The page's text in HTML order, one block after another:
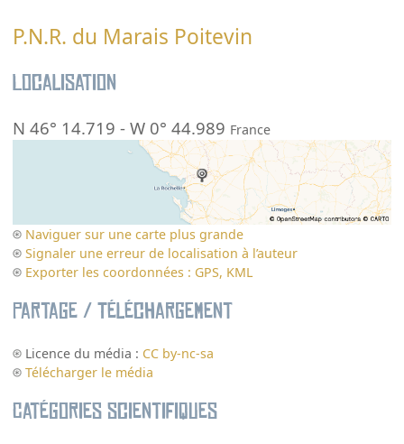
P.N.R. du Marais Poitevin
Localisation
N 46° 14.719 -W 0° 44.989 France
Naviguer sur une carte plus grande
Signaler une erreur de localisation à l’auteur
Exporter les coordonnées : GPS, KML
Partage / Téléchargement
Licence du média : CC by-nc-sa
Télécharger le média
Catégories scientifiques